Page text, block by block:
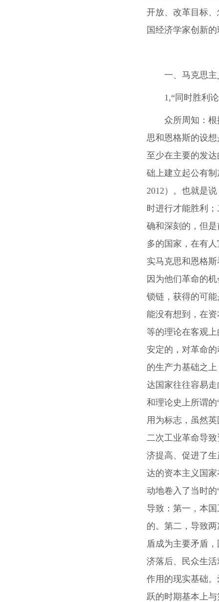
开放、改革目标
国经济学家创新
一、马克思
1,“同时胜利
众所周知：
思和恩格斯的设
至少在主要的发
础上建立起公有
2012）。也就是
时进行才能胜利
确和深刻的，但
多的国家， 在有
实马克思和恩格
因为他们革命的
锁链，获得的可
能没有想到，在
等的理论在客观
安定的，对革命
的生产力基础之
达国家往往容易
和理论史上所谓
用为标志，虽然
二次工业革命导
济提高、促进了
达的资本主义国
动地卷入了当时
导致：第一，本
的。第二，导致
盾成为主要矛盾
济落后、民众生
作用的现实基础
跃的时期基本上